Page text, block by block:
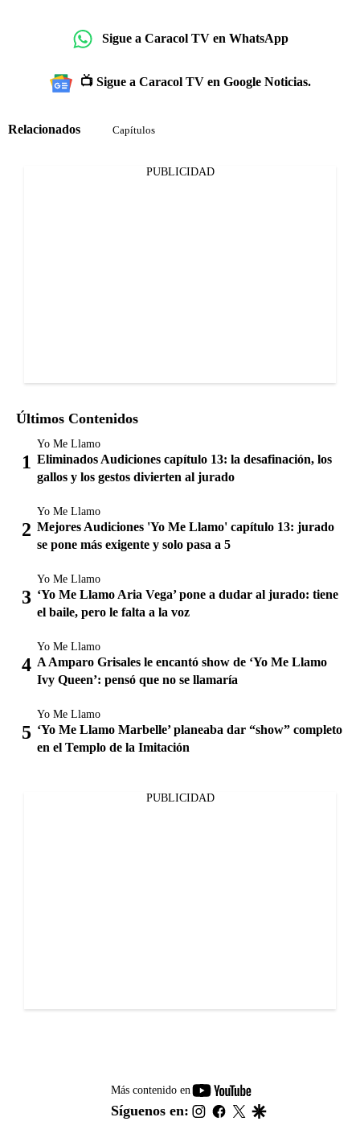
Sigue a Caracol TV en WhatsApp
📺 Sigue a Caracol TV en Google Noticias.
Relacionados Capítulos
PUBLICIDAD
Últimos Contenidos
Yo Me Llamo
Eliminados Audiciones capítulo 13: la desafinación, los
gallos y los gestos divierten al jurado
Yo Me Llamo
Mejores Audiciones 'Yo Me Llamo' capítulo 13: jurado
se pone más exigente y solo pasa a 5
Yo Me Llamo
‘Yo Me Llamo Aria Vega’ pone a dudar al jurado: tiene
el baile, pero le falta a la voz
Yo Me Llamo
A Amparo Grisales le encantó show de ‘Yo Me Llamo
Ivy Queen’: pensó que no se llamaría
Yo Me Llamo
‘Yo Me Llamo Marbelle’ planeaba dar “show” completo
en el Templo de la Imitación
PUBLICIDAD
Más contenido en
youtube-
footer
Síguenos en: instagram
facebook
twitter